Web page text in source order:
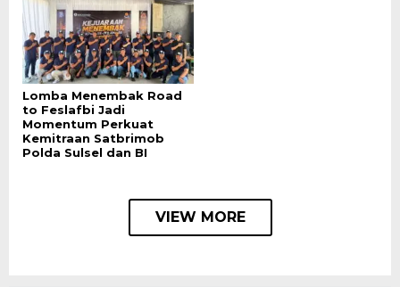
Lomba Menembak Road
to Feslafbi Jadi
Momentum Perkuat
Kemitraan Satbrimob
Polda Sulsel dan BI
VIEW MORE